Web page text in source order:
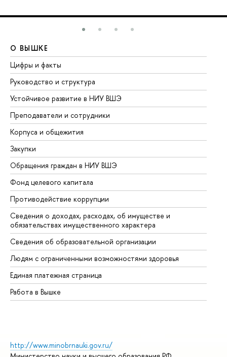
О ВЫШКЕ
Цифры и факты
Руководство и структура
Устойчивое развитие в НИУ ВШЭ
Преподаватели и сотрудники
Корпуса и общежития
Закупки
Обращения граждан в НИУ ВШЭ
Фонд целевого капитала
Противодействие коррупции
Сведения о доходах, расходах, об имуществе и
обязательствах имущественного характера
Сведения об образовательной организации
Людям с ограниченными возможностями здоровья
Единая платежная страница
Работа в Вышке
http://www.minobrnauki.gov.ru/